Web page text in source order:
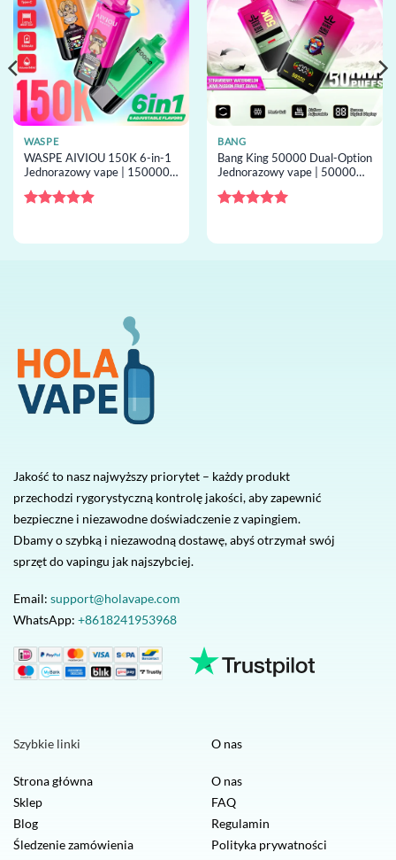
WASPE
WASPE AIVIOU 150K 6-in-1
Jednorazowy vape | 150000
vape hurt
BANG
Bang King 50000 Dual-Option
Jednorazowy vape | 50000
vape hurt
Jakość to nasz najwyższy priorytet – każdy produkt
przechodzi rygorystyczną kontrolę jakości, aby zapewnić
bezpieczne i niezawodne doświadczenie z vapingiem.
Dbamy o szybką i niezawodną dostawę, abyś otrzymał swój
sprzęt do vapingu jak najszybciej.
Email: support@holavape.com
WhatsApp: +8618241953968
Szybkie linki
Strona główna
Sklep
Blog
Śledzenie zamówienia
O nas
O nas
FAQ
Regulamin
Polityka prywatności